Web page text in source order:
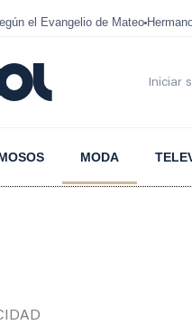
el Evangelio de Mateo
Iniciar
MODA